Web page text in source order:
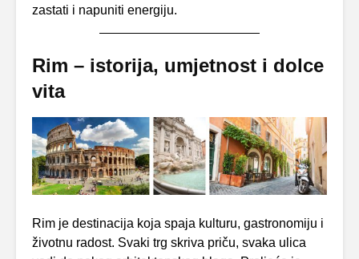
zastati i napuniti energiju.
Rim – istorija, umjetnost i dolce
vita
Rim je destinacija koja spaja kulturu, gastronomiju i
životnu radost. Svaki trg skriva priču, svaka ulica